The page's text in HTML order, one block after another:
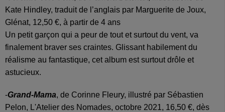
Kate Hindley, traduit de l’anglais par Marguerite de Joux,
Glénat, 12,50 €, à partir de 4 ans
Un petit garçon qui a peur de tout et surtout du vent, va
finalement braver ses craintes. Glissant habilement du
réalisme au fantastique, cet album est surtout drôle et
astucieux.
-Grand-Mama, de Corinne Fleury, illustré par Sébastien
Pelon, L'Atelier des Nomades, octobre 2021, 16,50 €, dès